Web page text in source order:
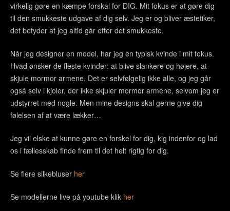
virkelig gøre en kæmpe forskal for DIG. Mit fokus er at gøre dig
til den smukkeste udgave af dig selv. Jeg er og bliver æstetiker,
det betyder at jeg altid går efter det smukkeste.
Når jeg designer en model, har jeg en typisk kvinde i mit fokus.
Hvad ønsker de fleste kvinder: at blive slankere og højere, at
skjule mormor armene. Det er selvfølgelig ikke alle, og jeg går
også selv i kjoler, der ikke skjuler mormor armene, selvom jeg er
udstyrret med nogle. Men mine designs skal gerne give dig
følelsen af at være lækker…
Jeg vil elske at kunne gøre en forskel for dig, kig indenfor og lad
os i fællesskab finde frem til det helt rigtig for dig.
Se flere silkebluser her
Se modellerne live på youtube klik her